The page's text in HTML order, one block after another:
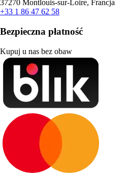
37270 Montlouis-sur-Loire, Francja
+33 1 86 47 62 58
Bezpieczna płatność
Kupuj u nas bez obaw